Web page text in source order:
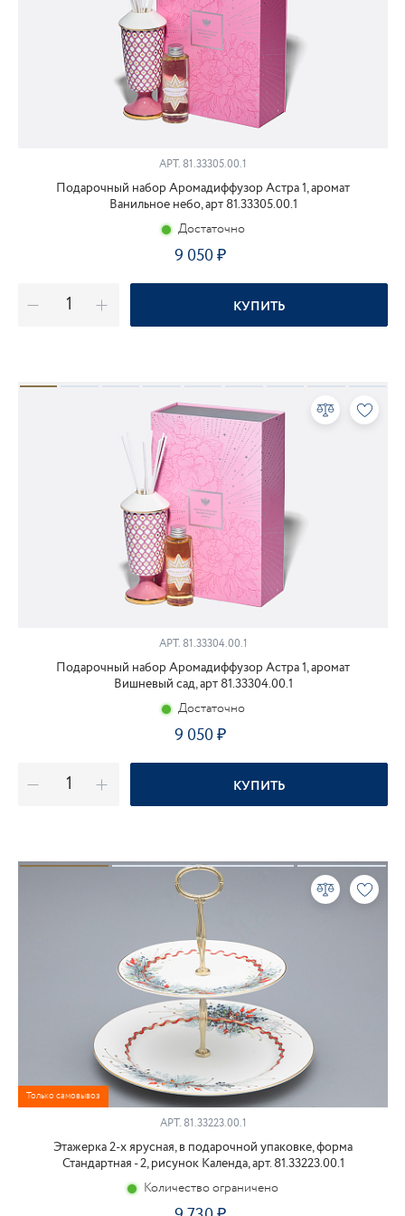
АРТ. 81.33305.00.1
Подарочный набор Аромадиффузор Астра 1, аромат
Ванильное небо, арт 81.33305.00.1
Достаточно
9 050
КУПИТЬ
АРТ.81.33304.00.1
Подарочный набор Аромадиффузор Астра 1, аромат
Вишневый сад, арт 81.33304.00.1
Достаточно
9 050
КУПИТЬ
Только самовывоз
АРТ.81.33223.00.1
Этажерка 2-х ярусная, в подарочной упаковке, форма
Стандартная - 2, рисунок Календа, арт. 81.33223.00.1
Количество ограничено